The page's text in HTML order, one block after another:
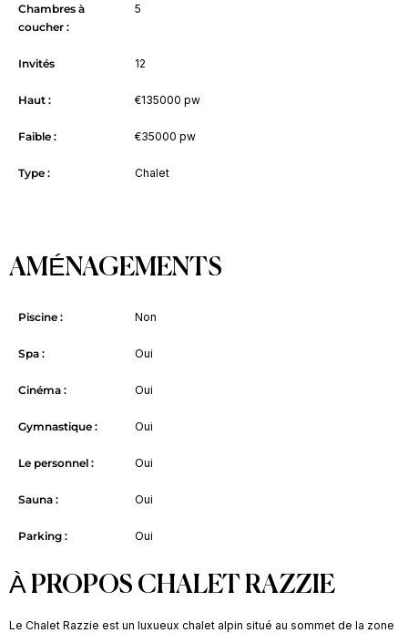
Chambres à
coucher :
5
Invités 12
Haut : €135000 pw
Faible : €35000 pw
Type : Chalet
AMÉNAGEMENTS
Piscine : Non
Spa : Oui
Cinéma : Oui
Gymnastique : Oui
Le personnel : Oui
Sauna : Oui
Parking : Oui
À PROPOS CHALET RAZZIE
Le Chalet Razzie est un luxueux chalet alpin situé au sommet de la zone